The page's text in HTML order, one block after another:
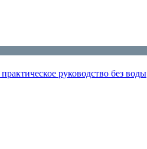
руководство без воды